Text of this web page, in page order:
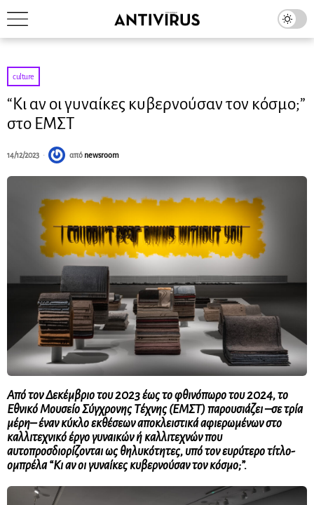
culture
“Κι αν οι γυναίκες κυβερνούσαν τον κόσμο;”
στο ΕΜΣΤ
14/12/2023 από newsroom
Από τον Δεκέμβριο του 2023 έως το φθινόπωρο του 2024, το
Εθνικό Μουσείο Σύγχρονης Τέχνης (ΕΜΣΤ) παρουσιάζει –σε τρία
μέρη– έναν κύκλο εκθέσεων αποκλειστικά αφιερωμένων στο
καλλιτεχνικό έργο γυναικών ή καλλιτεχνών που
αυτοπροσδιορίζονται ως θηλυκότητες, υπό τον ευρύτερο τίτλο-
ομπρέλα “Κι αν οι γυναίκες κυβερνούσαν τον κόσμο;”.